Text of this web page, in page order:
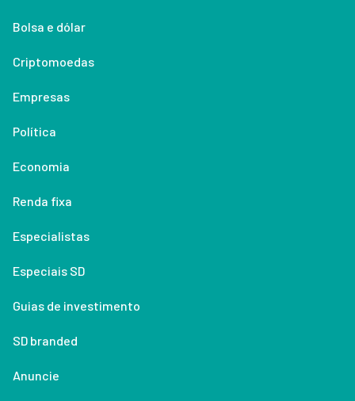
Bolsa e dólar
Criptomoedas
Empresas
Política
Economia
Renda fixa
Especialistas
Especiais SD
Guias de investimento
SD branded
Anuncie